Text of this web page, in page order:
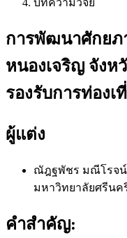
บทความวิจัย
การพัฒนาศักยภ
หนองเจริญ จัง
รองรับการท่องเ
ผู้แต่ง
ณัฎฐพัชร มณีโรจน์
มหาวิทยาลัยศรีน
คำสำคัญ: